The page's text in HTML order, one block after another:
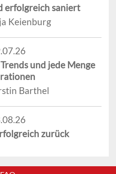
erfolgreich saniert
Keienburg
und jede Menge
Barthel
zurück